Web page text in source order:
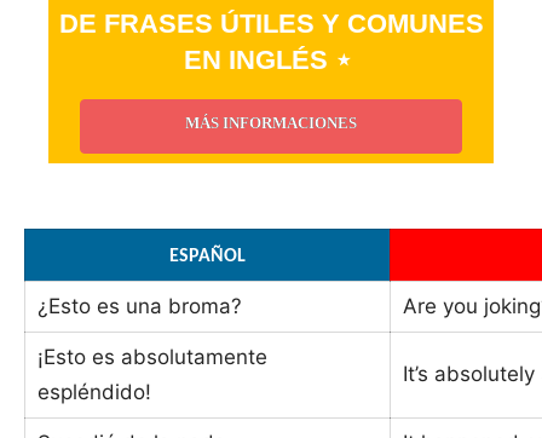
DE FRASES ÚTILES Y COMUNES
EN INGLÉS ⋆
MÁS INFORMACIONES
ESPAÑOL
¿Esto es una broma? Are you
¡Esto es absolutamente
espléndido!
It’s